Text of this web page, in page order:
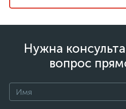
Нужна
вопрос